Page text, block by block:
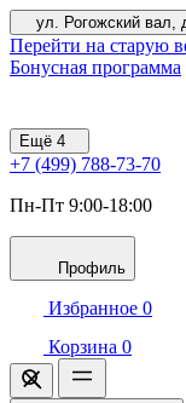
ул. Рогожский вал,
Перейти на старую
Бонусная программа
Ещё 4
+7 (499) 788-73-70
Пн-Пт 9:00-18:00
Профиль
Избранное 0
Корзина 0